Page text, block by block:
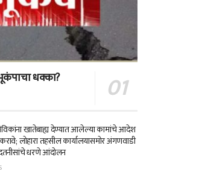
धक्का?
खातेबाह्य देण्यात आलेल्या कामांचे आदेश
लोहारा तहसील कार्यालयासमोर अंगणवाडी
धरणे आंदोलन